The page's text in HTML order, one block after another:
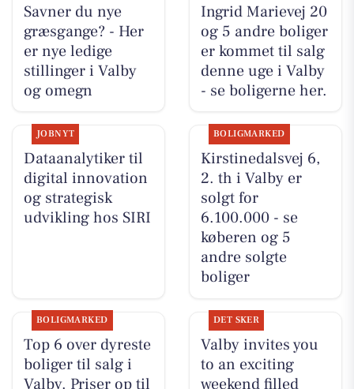
Savner du nye
græsgange? - Her
er nye ledige
stillinger i Valby
og omegn
Ingrid Marievej 20
og 5 andre boliger
er kommet til salg
denne uge i Valby
- se boligerne her.
JOBNYT
Dataanalytiker til
digital innovation
og strategisk
udvikling hos SIRI
BOLIGMARKED
Kirstinedalsvej 6,
2. th i Valby er
solgt for
6.100.000 - se
køberen og 5
andre solgte
boliger
BOLIGMARKED
Top 6 over dyreste
boliger til salg i
Valby. Priser op til
DET SKER
Valby invites you
to an exciting
weekend filled